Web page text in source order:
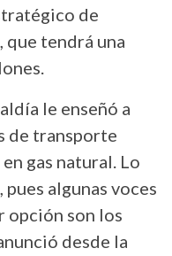
de
que tendrá una
le enseñó a
de transporte
gas natural. Lo
algunas voces
opción son los
desde la